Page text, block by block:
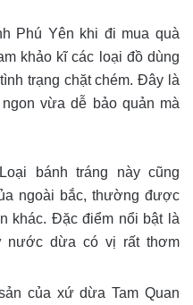
Phú Yên khi đi mua quà
khảo kĩ các loại đồ dùng
trạng chặt chém. Đây là
vừa dễ bảo quản mà
bánh tráng này cũng
ngoài bắc, thường được
khác. Đặc điểm nổi bật là
nước dừa có vị rất thơm
của xứ dừa Tam Quan